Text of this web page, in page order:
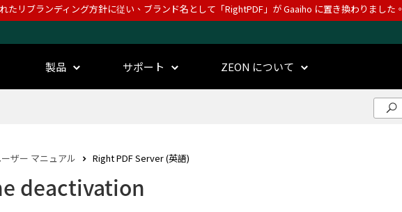
たリブランディング方針に従い、ブランド名として「RightPDF」が Gaaiho に置き換わりました。
製品 サポート ZEON について
ザー マニュアル Right PDF Server (英語)
deactivation